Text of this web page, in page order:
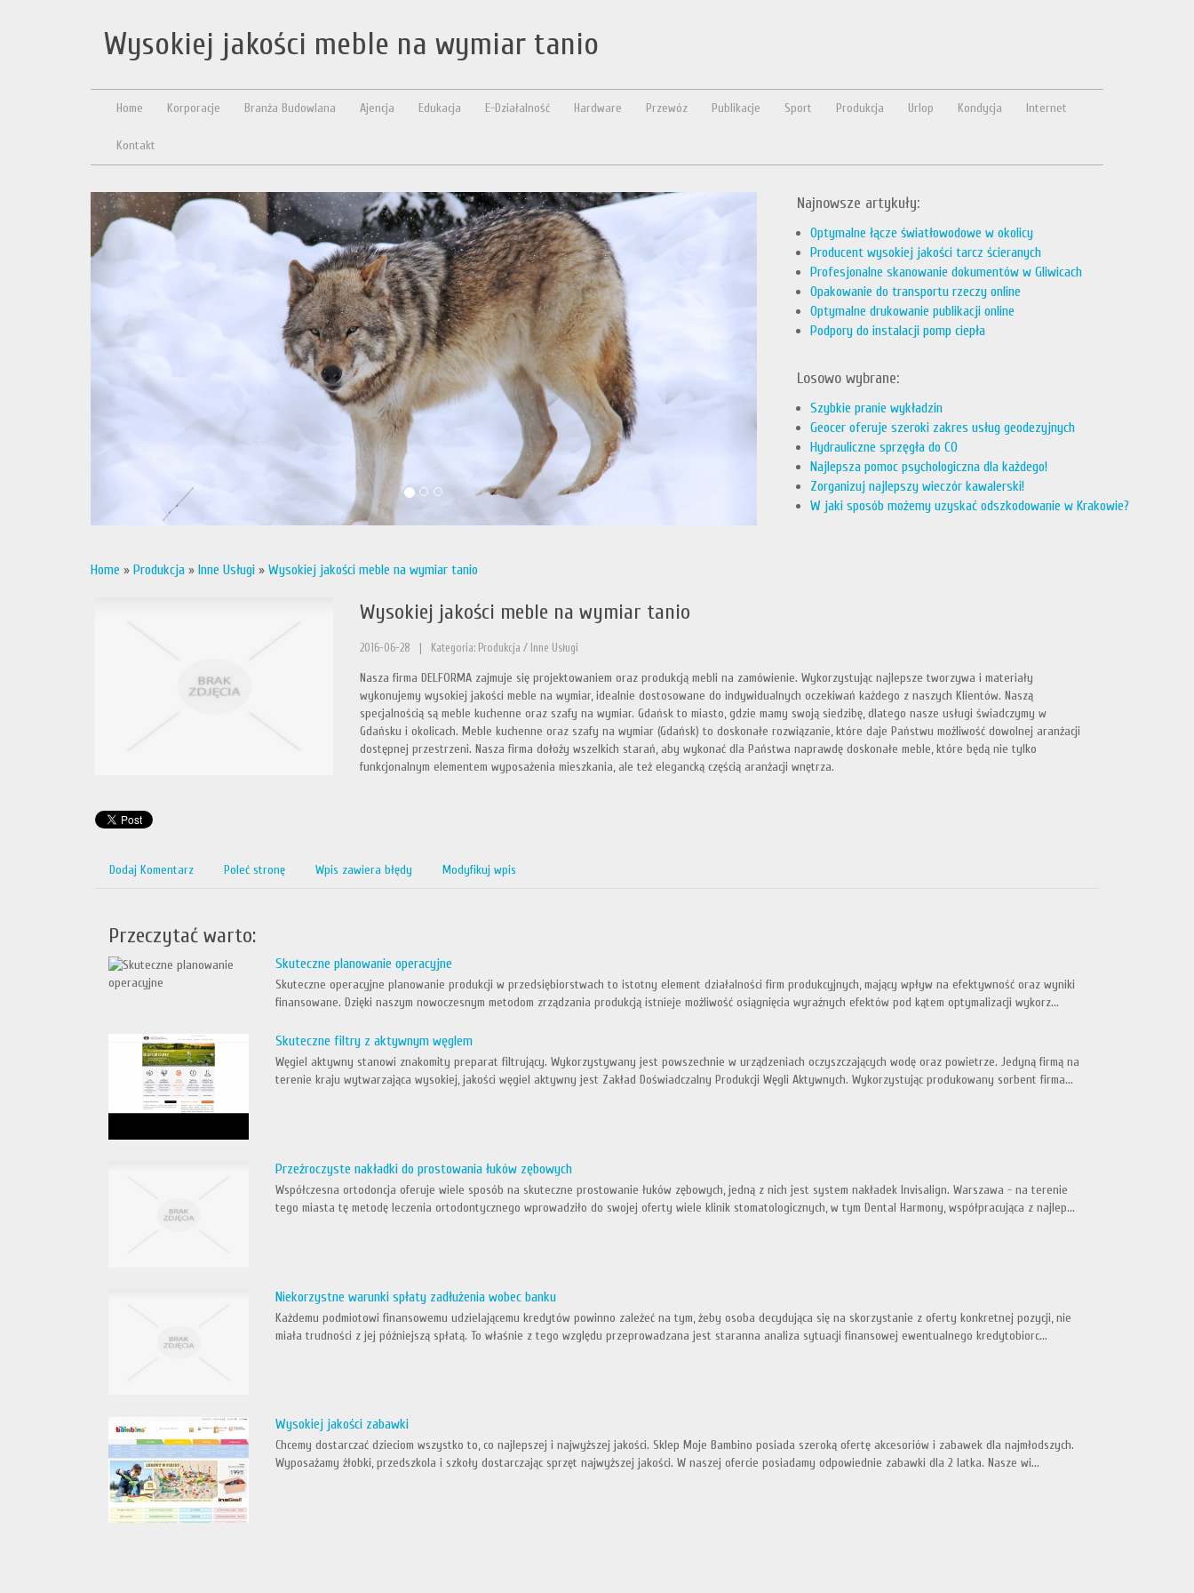
Wysokiej jakości meble na wymiar tanio
Home Korporacje Branża Budowlana Ajencja Edukacja E-Działalność Hardware Przewóz Publikacje Sport Produkcja Urlop Kondycja Internet
Kontakt
Najnowsze artykuły:
Optymalne łącze światłowodowe w okolicy
Producent wysokiej jakości tarcz ścieranych
Profesjonalne skanowanie dokumentów w Gliwicach
Opakowanie do transportu rzeczy online
Optymalne drukowanie publikacji online
Podpory do instalacji pomp ciepła
Losowo wybrane:
Szybkie pranie wykładzin
Geocer oferuje szeroki zakres usług geodezyjnych
Hydrauliczne sprzęgła do CO
Najlepsza pomoc psychologiczna dla każdego!
Zorganizuj najlepszy wieczór kawalerski!
W jaki sposób możemy uzyskać odszkodowanie w Krakowie?
Home » Produkcja » Inne Usługi » Wysokiej jakości meble na wymiar tanio
Wysokiej jakości meble na wymiar tanio
2016-06-28 Kategoria: Produkcja / Inne Usługi
Nasza firma DELFORMA zajmuje się projektowaniem oraz produkcją mebli na zamówienie. Wykorzystując najlepsze tworzywa i materiały
wykonujemy wysokiej jakości meble na wymiar, idealnie dostosowane do indywidualnych oczekiwań każdego z naszych Klientów. Naszą
specjalnością są meble kuchenne oraz szafy na wymiar. Gdańsk to miasto, gdzie mamy swoją siedzibę, dlatego nasze usługi świadczymy w
Gdańsku i okolicach. Meble kuchenne oraz szafy na wymiar (Gdańsk) to doskonałe rozwiązanie, które daje Państwu możliwość dowolnej aranżacji
dostępnej przestrzeni. Nasza firma dołoży wszelkich starań, aby wykonać dla Państwa naprawdę doskonałe meble, które będą nie tylko
funkcjonalnym elementem wyposażenia mieszkania, ale też elegancką częścią aranżacji wnętrza.
Dodaj Komentarz Poleć stronę Wpis zawiera błędy Modyfikuj wpis
Przeczytać warto:
Skuteczne planowanie operacyjne
Skuteczne operacyjne planowanie produkcji w przedsiębiorstwach to istotny element działalności firm produkcyjnych, mający wpływ na efektywność oraz wyniki
finansowane. Dzięki naszym nowoczesnym metodom zrządzania produkcją istnieje możliwość osiągnięcia wyraźnych efektów pod kątem optymalizacji wykorz...
Skuteczne filtry z aktywnym węglem
Węgiel aktywny stanowi znakomity preparat filtrujący. Wykorzystywany jest powszechnie w urządzeniach oczyszczających wodę oraz powietrze. Jedyną firmą na
terenie kraju wytwarzająca wysokiej, jakości węgiel aktywny jest Zakład Doświadczalny Produkcji Węgli Aktywnych. Wykorzystując produkowany sorbent firma...
Przeźroczyste nakładki do prostowania łuków zębowych
Współczesna ortodoncja oferuje wiele sposób na skuteczne prostowanie łuków zębowych, jedną z nich jest system nakładek Invisalign. Warszawa - na terenie
tego miasta tę metodę leczenia ortodontycznego wprowadziło do swojej oferty wiele klinik stomatologicznych, w tym Dental Harmony, współpracująca z najlep...
Niekorzystne warunki spłaty zadłużenia wobec banku
Każdemu podmiotowi finansowemu udzielającemu kredytów powinno zależeć na tym, żeby osoba decydująca się na skorzystanie z oferty konkretnej pozycji, nie
miała trudności z jej późniejszą spłatą. To właśnie z tego względu przeprowadzana jest staranna analiza sytuacji finansowej ewentualnego kredytobiorc...
Wysokiej jakości zabawki
Chcemy dostarczać dzieciom wszystko to, co najlepszej i najwyższej jakości. Sklep Moje Bambino posiada szeroką ofertę akcesoriów i zabawek dla najmłodszych.
Wyposażamy żłobki, przedszkola i szkoły dostarczając sprzęt najwyższej jakości. W naszej ofercie posiadamy odpowiednie zabawki dla 2 latka. Nasze wi...